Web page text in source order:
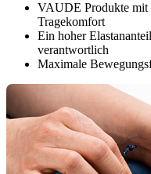
VAUDE Produkte mit
Tragekomfort
Ein hoher
verantwortlich
Maximale